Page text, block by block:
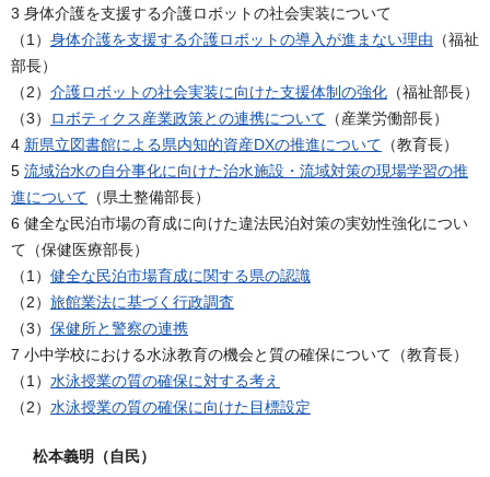
3 身体介護を支援する介護ロボットの社会実装について
（1） 身体介護を支援する介護ロボットの導入が進まない理由 （福祉
部長）
（2） 介護ロボットの社会実装に向けた支援体制の強化 （福祉部長）
（3）
ロボティクス産業政策との連携について （産業労働部長）
4 新県立図書館による県内知的資産DXの推進について （教育長）
5 流域治水の自分事化に向けた治水施設・流域対策の現場学習の推
進について （県土整備部長）
6 健全な民泊市場の育成に向けた違法民泊対策の実効性強化につい
て（保健医療部長）
（1） 健全な民泊市場育成に関する県の認識
（2） 旅館業法に基づく行政調査
（3） 保健所と警察の連携
7 小中学校における水泳教育の機会と質の確保について（教育長）
（1） 水泳授業の質の確保に対する考え
（2） 水泳授業の質の確保に向けた目標設定
松本義明（自民）